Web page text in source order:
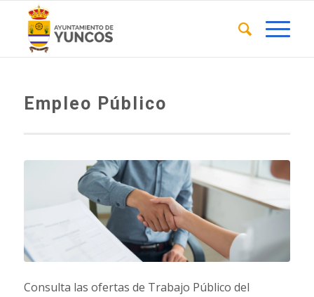
Empleo Público
Consulta las ofertas de Trabajo Público del